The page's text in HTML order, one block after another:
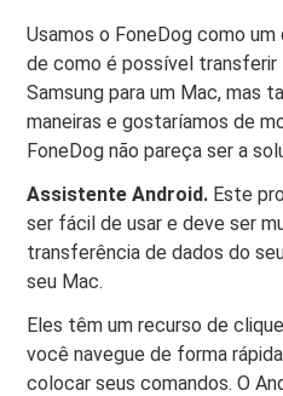
Usamos o FoneDog como
de como é possível
Samsung para um Mac, mas
maneiras e gostaríamos de
FoneDog não pareça ser a
Assistente Android. Este
ser fácil de usar e deve ser
transferência de dados do
seu Mac.
Eles têm um recurso de
você navegue de forma
colocar seus comandos. O